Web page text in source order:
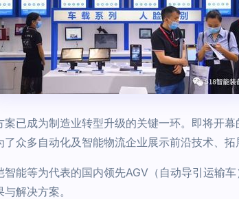
已成为制造业转型升级的关键一环。即将开
众多自动化及智能物流企业展示前沿技术、拓
能等为代表的国内领先AGV（自动导引运输
解决方案。